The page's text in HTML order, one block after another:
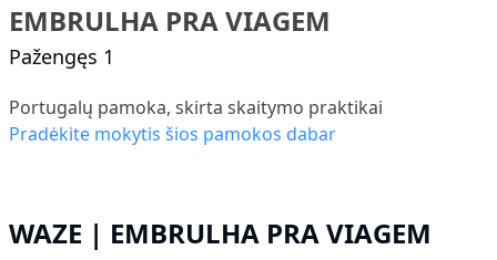
EMBRULHA PRA VIAGEM
Pažengęs 1
Portugalų pamoka, skirta skaitymo praktikai
Pradėkite mokytis šios pamokos dabar
WAZE | EMBRULHA PRA VIAGEM